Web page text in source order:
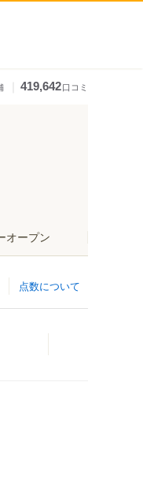
419,642口コミ
オープン
点数について